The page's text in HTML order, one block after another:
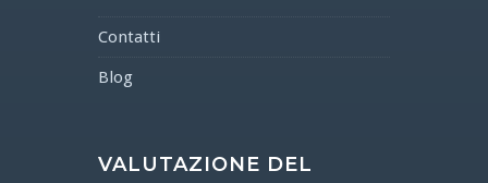
Contatti
Blog
VALUTAZIONE DEL